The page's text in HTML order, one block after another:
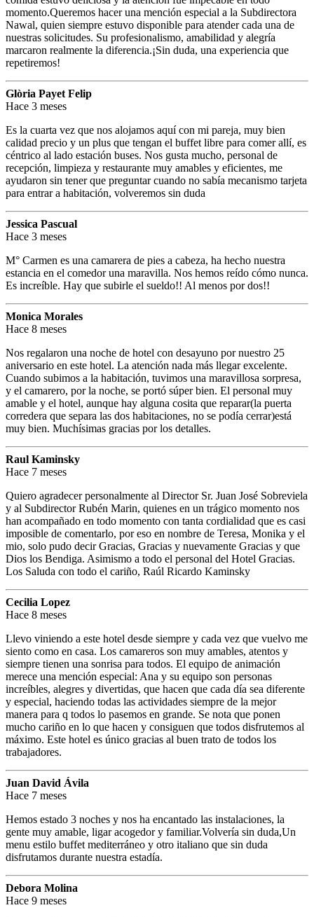
momento.Queremos hacer una mención especial a la Subdirectora
Nawal, quien siempre estuvo disponible para atender cada una de
nuestras solicitudes. Su profesionalismo, amabilidad y alegría
marcaron realmente la diferencia.¡Sin duda, una experiencia que
repetiremos!
Glòria Payet Felip
Hace 3 meses
Es la cuarta vez que nos alojamos aquí con mi pareja, muy bien
calidad precio y un plus que tengan el buffet libre para comer allí, es
céntrico al lado estación buses. Nos gusta mucho, personal de
recepción, limpieza y restaurante muy amables y eficientes, me
ayudaron sin tener que preguntar cuando no sabía mecanismo tarjeta
para entrar a habitación, volveremos sin duda
Jessica Pascual
Hace 3 meses
M° Carmen es una camarera de pies a cabeza, ha hecho nuestra
estancia en el comedor una maravilla. Nos hemos reído cómo nunca.
Es increíble. Hay que subirle el sueldo!! Al menos por dos!!
Monica Morales
Hace 8 meses
Nos regalaron una noche de hotel con desayuno por nuestro 25
aniversario en este hotel. La atención nada más llegar excelente.
Cuando subimos a la habitación, tuvimos una maravillosa sorpresa,
y el camarero, por la noche, se portó súper bien. El personal muy
amable y el hotel, aunque hay alguna cosita que reparar(la puerta
corredera que separa las dos habitaciones, no se podía cerrar)está
muy bien. Muchísimas gracias por los detalles.
Raul Kaminsky
Hace 7 meses
Quiero agradecer personalmente al Director Sr. Juan José Sobreviela
y al Subdirector Rubén Marin, quienes en un trágico momento nos
han acompañado en todo momento con tanta cordialidad que es casi
imposible de comentarlo, por eso en nombre de Teresa, Monika y el
mio, solo pudo decir Gracias, Gracias y nuevamente Gracias y que
Dios los Bendiga. Asimismo a todo el personal del Hotel Gracias.
Los Saluda con todo el cariño, Raúl Ricardo Kaminsky
Cecilia Lopez
Hace 8 meses
Llevo viniendo a este hotel desde siempre y cada vez que vuelvo me
siento como en casa. Los camareros son muy amables, atentos y
siempre tienen una sonrisa para todos. El equipo de animación
merece una mención especial: Ana y su equipo son personas
increíbles, alegres y divertidas, que hacen que cada día sea diferente
y especial, haciendo todas las actividades siempre de la mejor
manera para q todos lo pasemos en grande. Se nota que ponen
mucho cariño en lo que hacen y consiguen que todos disfrutemos al
máximo. Este hotel es único gracias al buen trato de todos los
trabajadores.
Juan David Ávila
Hace 7 meses
Hemos estado 3 noches y nos ha encantado las instalaciones, la
gente muy amable, ligar acogedor y familiar.Volvería sin duda,Un
menu estilo buffet mediterráneo y otro italiano que sin duda
disfrutamos durante nuestra estadía.
Debora Molina
Hace 9 meses